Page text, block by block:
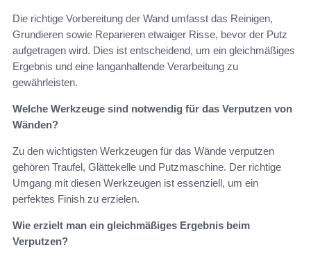
Die richtige Vorbereitung der Wand umfasst das Reinigen,
Grundieren sowie Reparieren etwaiger Risse, bevor der Putz
aufgetragen wird. Dies ist entscheidend, um ein gleichmäßiges
Ergebnis und eine langanhaltende Verarbeitung zu
gewährleisten.
Welche Werkzeuge sind notwendig für das Verputzen von
Wänden?
Zu den wichtigsten Werkzeugen für das Wände verputzen
gehören Traufel, Glättekelle und Putzmaschine. Der richtige
Umgang mit diesen Werkzeugen ist essenziell, um ein
perfektes Finish zu erzielen.
Wie erzielt man ein gleichmäßiges Ergebnis beim
Verputzen?